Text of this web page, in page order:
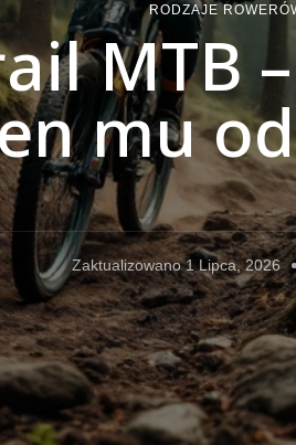
RODZAJE
MTB
mu
Zaktualizowano1 Lipca, 2026